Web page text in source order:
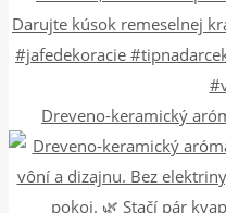
Dreveno-keramický